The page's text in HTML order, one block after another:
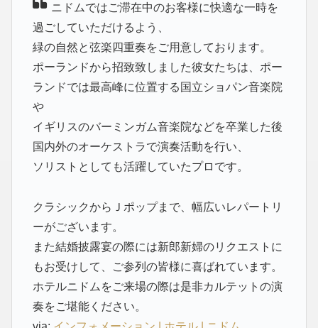
ニドムではご滞在中のお客様に快適な一時を
過ごしていただけるよう、
緑の自然と弦楽四重奏をご用意しております。
ポーランドから招致致しました彼女たちは、ポー
ランドでは最高峰に位置する国立ショパン音楽院
や
イギリスのバーミンガム音楽院などを卒業した後
国内外のオーケストラで演奏活動を行い、
ソリストとしても活躍していたプロです。
クラシックからＪポップまで、幅広いレパートリ
ーがございます。
また結婚披露宴の際には新郎新婦のリクエストに
もお受けして、ご参列の皆様に喜ばれています。
ホテルニドムをご来場の際は是非カルテットの演
奏をご堪能ください。